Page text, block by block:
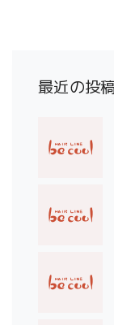
最近の投